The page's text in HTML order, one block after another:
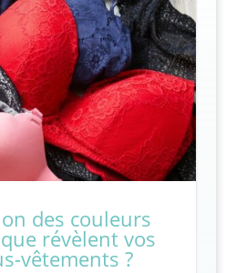
des couleurs
révèlent vos
vêtements ?